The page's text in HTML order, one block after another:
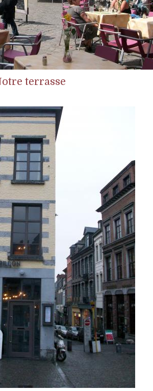
terrasse